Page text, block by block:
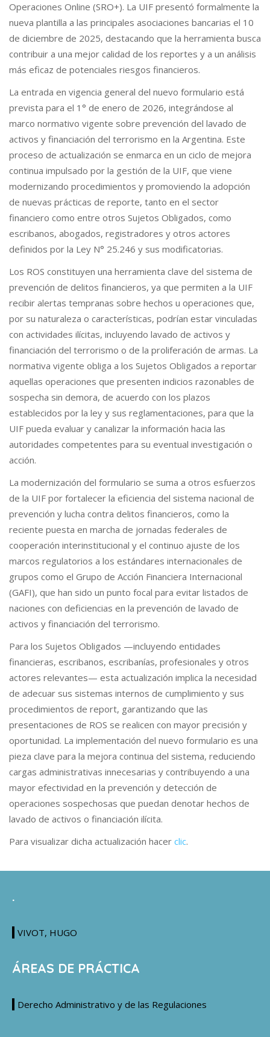
Operaciones Online (SRO+). La UIF presentó formalmente la
nueva plantilla a las principales asociaciones bancarias el 10
de diciembre de 2025, destacando que la herramienta busca
contribuir a una mejor calidad de los reportes y a un análisis
más eficaz de potenciales riesgos financieros.
La entrada en vigencia general del nuevo formulario está
prevista para el 1° de enero de 2026, integrándose al
marco normativo vigente sobre prevención del lavado de
activos y financiación del terrorismo en la Argentina. Este
proceso de actualización se enmarca en un ciclo de mejora
continua impulsado por la gestión de la UIF, que viene
modernizando procedimientos y promoviendo la adopción
de nuevas prácticas de reporte, tanto en el sector
financiero como entre otros Sujetos Obligados, como
escribanos, abogados, registradores y otros actores
definidos por la Ley N° 25.246 y sus modificatorias.
Los ROS constituyen una herramienta clave del sistema de
prevención de delitos financieros, ya que permiten a la UIF
recibir alertas tempranas sobre hechos u operaciones que,
por su naturaleza o características, podrían estar vinculadas
con actividades ilícitas, incluyendo lavado de activos y
financiación del terrorismo o de la proliferación de armas. La
normativa vigente obliga a los Sujetos Obligados a reportar
aquellas operaciones que presenten indicios razonables de
sospecha sin demora, de acuerdo con los plazos
establecidos por la ley y sus reglamentaciones, para que la
UIF pueda evaluar y canalizar la información hacia las
autoridades competentes para su eventual investigación o
acción.
La modernización del formulario se suma a otros esfuerzos
de la UIF por fortalecer la eficiencia del sistema nacional de
prevención y lucha contra delitos financieros, como la
reciente puesta en marcha de jornadas federales de
cooperación interinstitucional y el continuo ajuste de los
marcos regulatorios a los estándares internacionales de
grupos como el Grupo de Acción Financiera Internacional
(GAFI), que han sido un punto focal para evitar listados de
naciones con deficiencias en la prevención de lavado de
activos y financiación del terrorismo.
Para los Sujetos Obligados —incluyendo entidades
financieras, escribanos, escribanías, profesionales y otros
actores relevantes— esta actualización implica la necesidad
de adecuar sus sistemas internos de cumplimiento y sus
procedimientos de report, garantizando que las
presentaciones de ROS se realicen con mayor precisión y
oportunidad. La implementación del nuevo formulario es una
pieza clave para la mejora continua del sistema, reduciendo
cargas administrativas innecesarias y contribuyendo a una
mayor efectividad en la prevención y detección de
operaciones sospechosas que puedan denotar hechos de
lavado de activos o financiación ilícita.
Para visualizar dicha actualización hacer clic.
.
VIVOT, HUGO
ÁREAS DE PRÁCTICA
Derecho Administrativo y de las Regulaciones